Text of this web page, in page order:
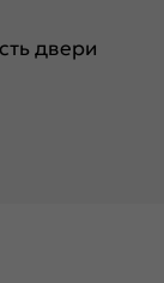
двери